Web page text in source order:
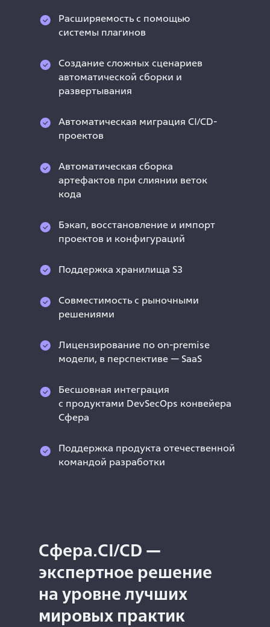
Расширяемость с помощью
системы плагинов
Создание сложных сценариев
автоматической сборки и
развертывания
Автоматическая миграция CI/CD-
проектов
Автоматическая сборка
артефактов при слиянии веток
кода
Бэкап, восстановление и импорт
проектов и конфигураций
Поддержка хранилища S3
Совместимость с рыночными
решениями
Лицензирование по on-premise
модели, в перспективе — SaaS
Бесшовная интеграция
с продуктами DevSecOps конвейера
Сфера
Поддержка продукта отечественной
командой разработки
Сфера.CI/CD —
экспертное решение
на уровне лучших
мировых практик